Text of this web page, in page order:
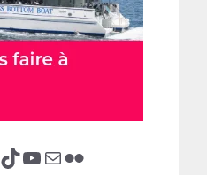
TikTok YouTube E-mail Flickr